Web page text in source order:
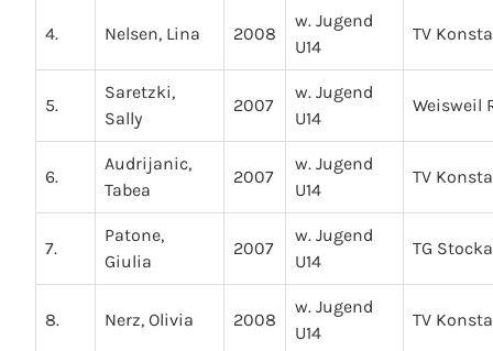
4. Nelsen, Lina 2008
w. Jugend
U14
TV
5.
Saretzki,
Sally
2007
w. Jugend
U14
Weisweil
6.
Audrijanic,
Tabea
2007
w. Jugend
U14
TV
7.
Patone,
Giulia
2007
w. Jugend
U14
TG
8. Nerz, Olivia 2008
w. Jugend
U14
TV